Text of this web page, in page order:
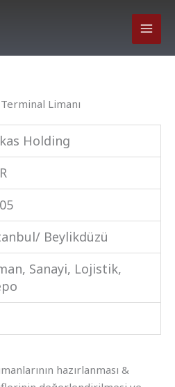
Limanı
Holding
Beylikdüzü
Sanayi, Lojistik,
hazırlanması &